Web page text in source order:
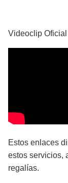
Videoclip Oficial
Estos enlaces
estos servicios,
regalías.